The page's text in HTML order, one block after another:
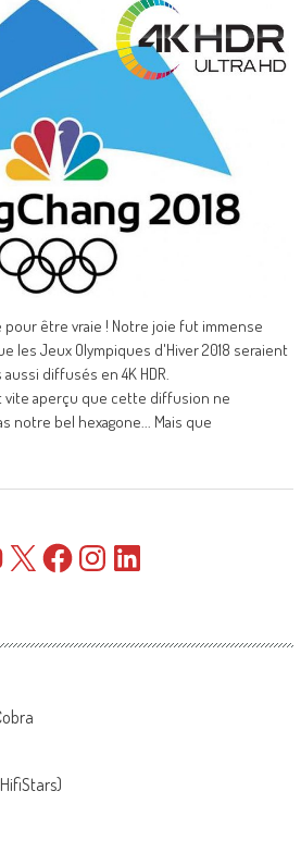
être vraie ! Notre joie fut immense
les Jeux Olympiques d'Hiver 2018 seraient
diffusés en 4K HDR.
vite aperçu que cette diffusion ne
notre bel hexagone... Mais que
FacebookInstagramLinkedIn